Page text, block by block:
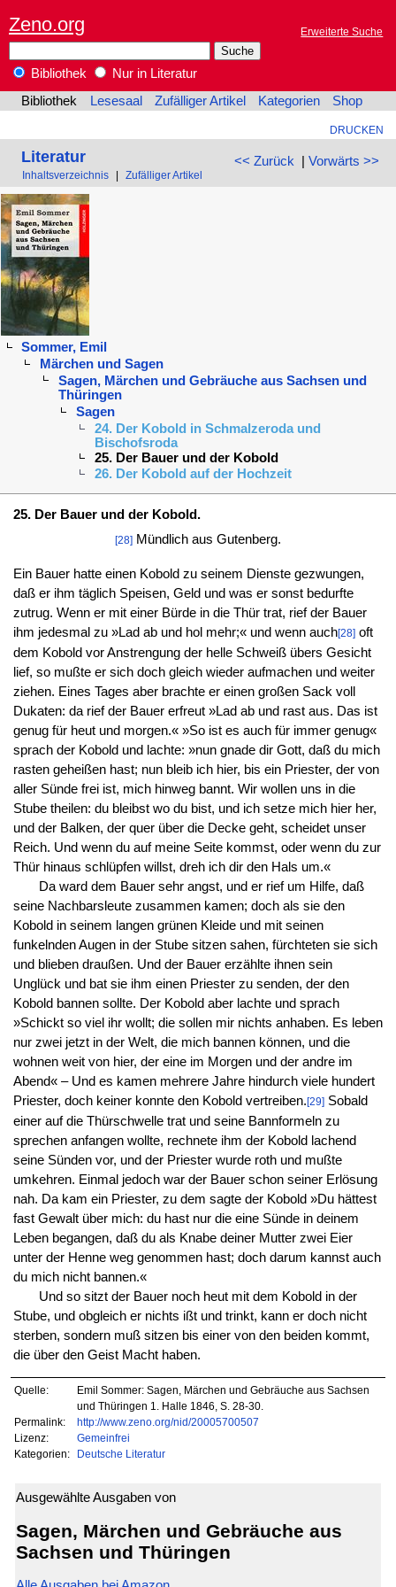
Zeno.org Erweiterte Suche
Bibliothek
Nur in Literatur
Bibliothek
Lesesaal Zufälliger Artikel Kategorien Shop
DRUCKEN
<< Zurück | Vorwärts >>
Literatur
Inhaltsverzeichnis Zufälliger Artikel
Sommer, Emil
Märchen und Sagen
Sagen, Märchen und Gebräuche aus Sachsen und
Thüringen
Sagen
24. Der Kobold in Schmalzeroda und
Bischofsroda
25. Der Bauer und der Kobold
26. Der Kobold auf der Hochzeit
25. Der Bauer und der Kobold.
[28] Mündlich aus Gutenberg.
Ein Bauer hatte einen Kobold zu seinem Dienste gezwungen,
daß er ihm täglich Speisen, Geld und was er sonst bedurfte
zutrug. Wenn er mit einer Bürde in die Thür trat, rief der Bauer
ihm jedesmal zu »Lad ab und hol mehr;« und wenn auch[28]oft
dem Kobold vor Anstrengung der helle Schweiß übers Gesicht
lief, so mußte er sich doch gleich wieder aufmachen und weiter
ziehen. Eines Tages aber brachte er einen großen Sack voll
Dukaten: da rief der Bauer erfreut »Lad ab und rast aus. Das ist
genug für heut und morgen.« »So ist es auch für immer genug«
sprach der Kobold und lachte: »nun gnade dir Gott, daß du mich
rasten geheißen hast; nun bleib ich hier, bis ein Priester, der von
aller Sünde frei ist, mich hinweg bannt. Wir wollen uns in die
Stube theilen: du bleibst wo du bist, und ich setze mich hier her,
und der Balken, der quer über die Decke geht, scheidet unser
Reich. Und wenn du auf meine Seite kommst, oder wenn du zur
Thür hinaus schlüpfen willst, dreh ich dir den Hals um.«
Da ward dem Bauer sehr angst, und er rief um Hilfe, daß
seine Nachbarsleute zusammen kamen; doch als sie den
Kobold in seinem langen grünen Kleide und mit seinen
funkelnden Augen in der Stube sitzen sahen, fürchteten sie sich
und blieben draußen. Und der Bauer erzählte ihnen sein
Unglück und bat sie ihm einen Priester zu senden, der den
Kobold bannen sollte. Der Kobold aber lachte und sprach
»Schickt so viel ihr wollt; die sollen mir nichts anhaben. Es leben
nur zwei jetzt in der Welt, die mich bannen können, und die
wohnen weit von hier, der eine im Morgen und der andre im
Abend« – Und es kamen mehrere Jahre hindurch viele hundert
Priester, doch keiner konnte den Kobold vertreiben.[29]Sobald
einer auf die Thürschwelle trat und seine Bannformeln zu
sprechen anfangen wollte, rechnete ihm der Kobold lachend
seine Sünden vor, und der Priester wurde roth und mußte
umkehren. Einmal jedoch war der Bauer schon seiner Erlösung
nah. Da kam ein Priester, zu dem sagte der Kobold »Du hättest
fast Gewalt über mich: du hast nur die eine Sünde in deinem
Leben begangen, daß du als Knabe deiner Mutter zwei Eier
unter der Henne weg genommen hast; doch darum kannst auch
du mich nicht bannen.«
Und so sitzt der Bauer noch heut mit dem Kobold in der
Stube, und obgleich er nichts ißt und trinkt, kann er doch nicht
sterben, sondern muß sitzen bis einer von den beiden kommt,
die über den Geist Macht haben.
Quelle:
Emil Sommer: Sagen, Märchen und Gebräuche aus Sachsen
und Thüringen 1. Halle 1846, S. 28-30.
Permalink:
http://www.zeno.org/nid/20005700507
Lizenz:
Gemeinfrei
Kategorien:
Deutsche Literatur
Ausgewählte Ausgaben von
Sagen, Märchen und Gebräuche aus
Sachsen und Thüringen